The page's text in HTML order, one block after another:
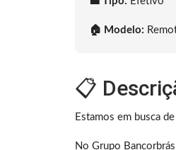
🏠 Modelo:
📋
Estamos em busca
No Grupo